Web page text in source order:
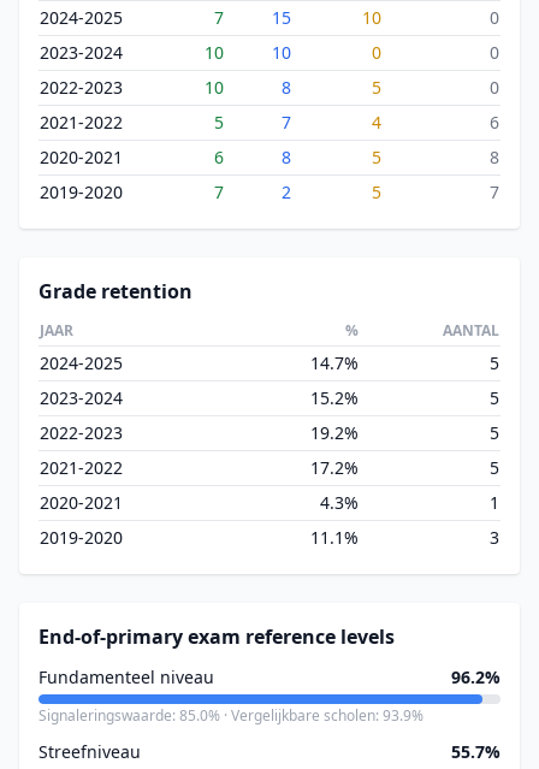
2024-2025 7 15 10
0
2023-2024
10 10 0
0
2022-2023
10 8 5
0
2021-2022
5 7 4
6
2020-2021
6 8 5
8
2019-2020
7 2 5 7
Grade retention
JAAR % AANTAL
2024-2025 14.7%
5
2023-2024
15.2%
5
2022-2023
19.2%
5
2021-2022
17.2%
5
2020-2021
4.3%
1
2019-2020
11.1% 3
End-of-primary exam reference levels
Fundamenteel niveau 96.2%
Signaleringswaarde: 85.0% · Vergelijkbare scholen: 93.9%
Streefniveau 55.7%